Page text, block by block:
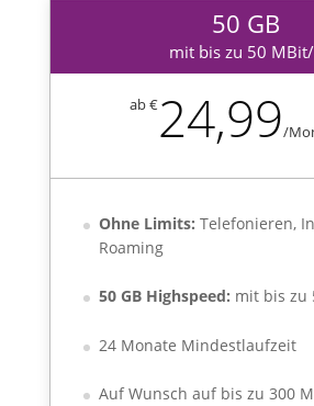
50 GB
mit bis zu 50
ab €24,99/
Ohne Limits: Telefonieren,
Roaming
50 GB Highspeed: mit bis zu
24 Monate Mindestlaufzeit
Auf Wunsch auf bis zu 300